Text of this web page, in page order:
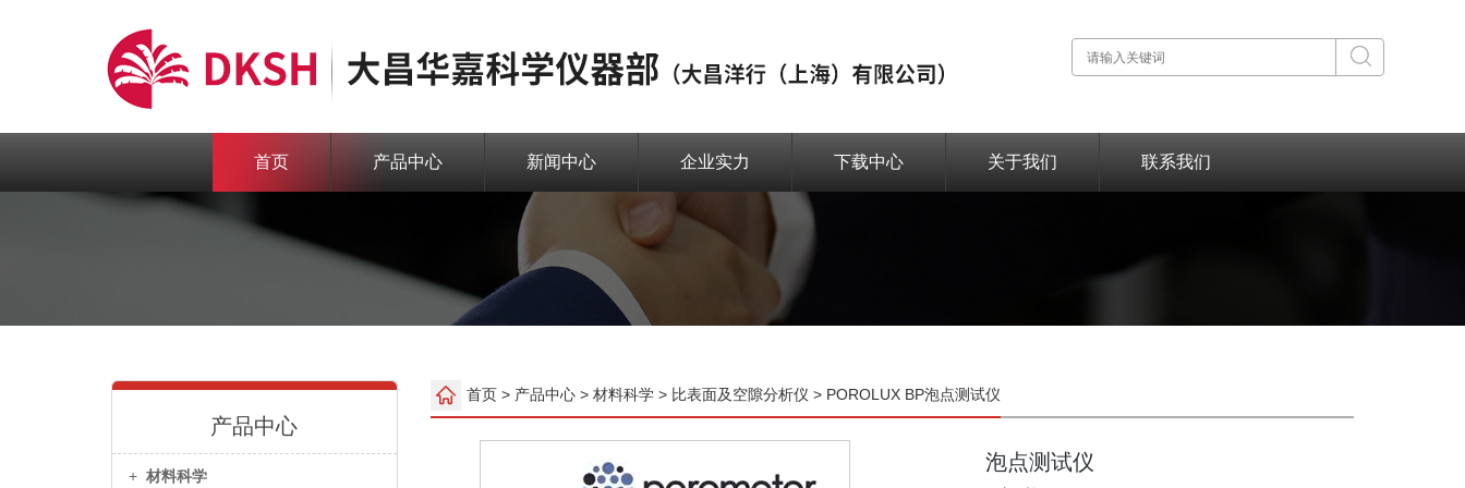
首页 产品中心 新闻中心 企业实力 下载中心 关于我们 联系我们
产品中心
+ 材料科学
首页> 产品中心> 材料科学> 比表面及空隙分析仪 > POROLUX BP泡点测试仪
泡点测试仪